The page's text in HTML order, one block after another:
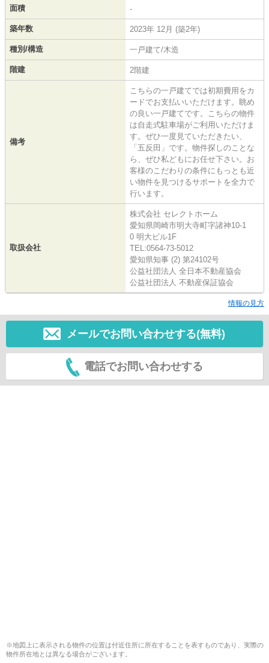
面積 -
築年数 2023年 12月 (築2年)
種別/構造 一戸建て/木造
階建 2階建
備考
こちらの一戸建てでは初期費用をカ
ードでお支払いいただけます。眺め
の良い一戸建てです。こちらの物件
は自走式駐車場がご利用いただけま
す。ぜひ一度見ていただきたい、
「五反田」です。物件探しのことな
ら、ぜひ私どもにお任せ下さい。お
客様のこだわりの条件にもっとも近
い物件を見つけるサポートを全力で
行います。
取扱会社
株式会社 セレクトホーム
愛知県岡崎市明大寺町字諸神10-1
0 明大ビル1F
TEL:0564-73-5012
愛知県知事 (2) 第24102号
公益社団法人 全日本不動産協会
公益社団法人 不動産保証協会
情報の見方
メールでお問い合わせする(無料)
電話でお問い合わせする
※地図上に表示される物件の位置は付近住所に所在することを表すものであり、実際の
物件所在地とは異なる場合がございます。